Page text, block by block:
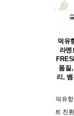
덕유
라멘
품질
리,
덕유
트 친